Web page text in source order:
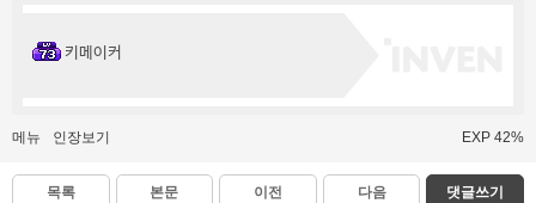
키메이커
메뉴 인장보기 EXP 42%
목록 본문 이전 다음 댓글쓰기